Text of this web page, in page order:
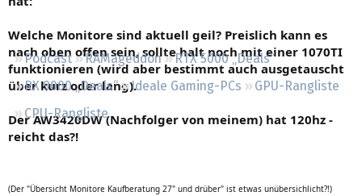
Podcast RAMageddon
RTX 5000 „Deals“
RX 9000 „Deals“
Ideale Gaming-PCs
GPU-Rangliste
CPU-Rangliste
Welche Monitore sind aktuell geil? Preislich kann es
nach oben offen sein, sollte halt noch mit einer 1070TI
funktionieren (wird aber bestimmt auch ausgetauscht
über kurz oder lang).
Der AW3420DW (Nachfolger von meinem) hat 120hz -
reicht das?!
(Der "Übersicht Monitore Kaufberatung 27" und drüber" ist etwas unübersichlicht?!)